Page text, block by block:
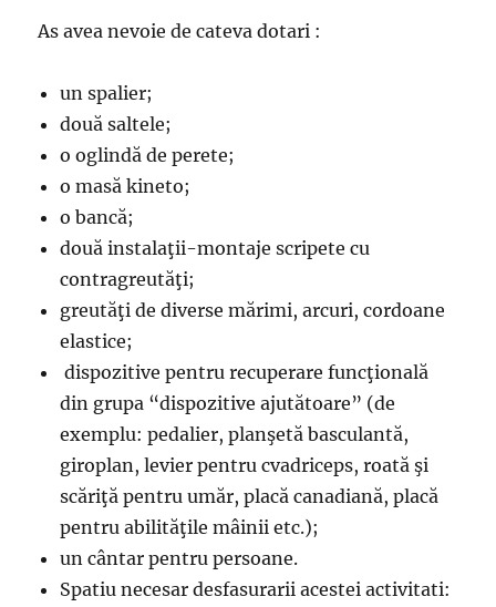
As avea nevoie de cateva dotari :
un spalier;
două saltele;
o oglindă de perete;
o masă kineto;
o bancă;
două instalaţii-montaje scripete cu
contragreutăţi;
greutăţi de diverse mărimi, arcuri, cordoane
elastice;
dispozitive pentru recuperare funcţională
din grupa “dispozitive ajutătoare” (de
exemplu: pedalier, planşetă basculantă,
giroplan, levier pentru cvadriceps, roată şi
scăriţă pentru umăr, placă canadiană, placă
pentru abilităţile mâinii etc.);
un cântar pentru persoane.
Spatiu necesar desfasurarii acestei activitati: